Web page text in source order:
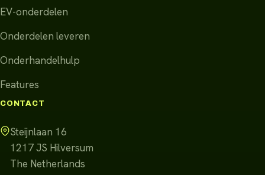
EV-onderdelen
Onderdelen leveren
Onderhandelhulp
Features
CONTACT
Steijnlaan 16
1217 JS Hilversum
The Netherlands